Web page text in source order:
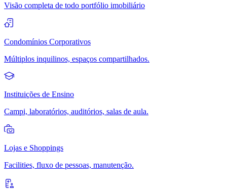
Visão completa de todo portfólio imobiliário
Condomínios Corporativos
Múltiplos inquilinos, espaços compartilhados.
Instituições de Ensino
Campi, laboratórios, auditórios, salas de aula.
Lojas e Shoppings
Facilities, fluxo de pessoas, manutenção.